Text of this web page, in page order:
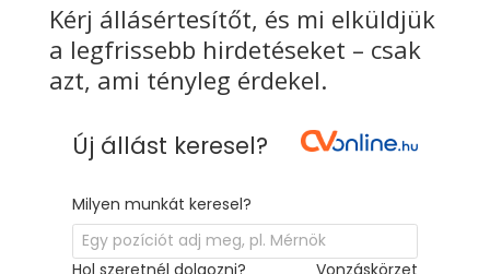
Kérj állásértesítőt, és mi elküldjük
a legfrissebb hirdetéseket – csak
azt, ami tényleg érdekel.